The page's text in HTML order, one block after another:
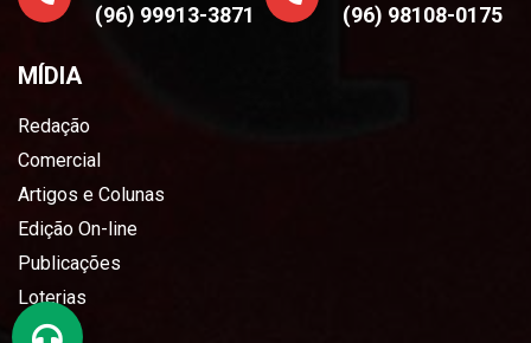
(96) 99913-3871 (96) 98108-0175
MÍDIA
Redação
Comercial
Artigos e Colunas
Edição On-line
Publicações
Loterias